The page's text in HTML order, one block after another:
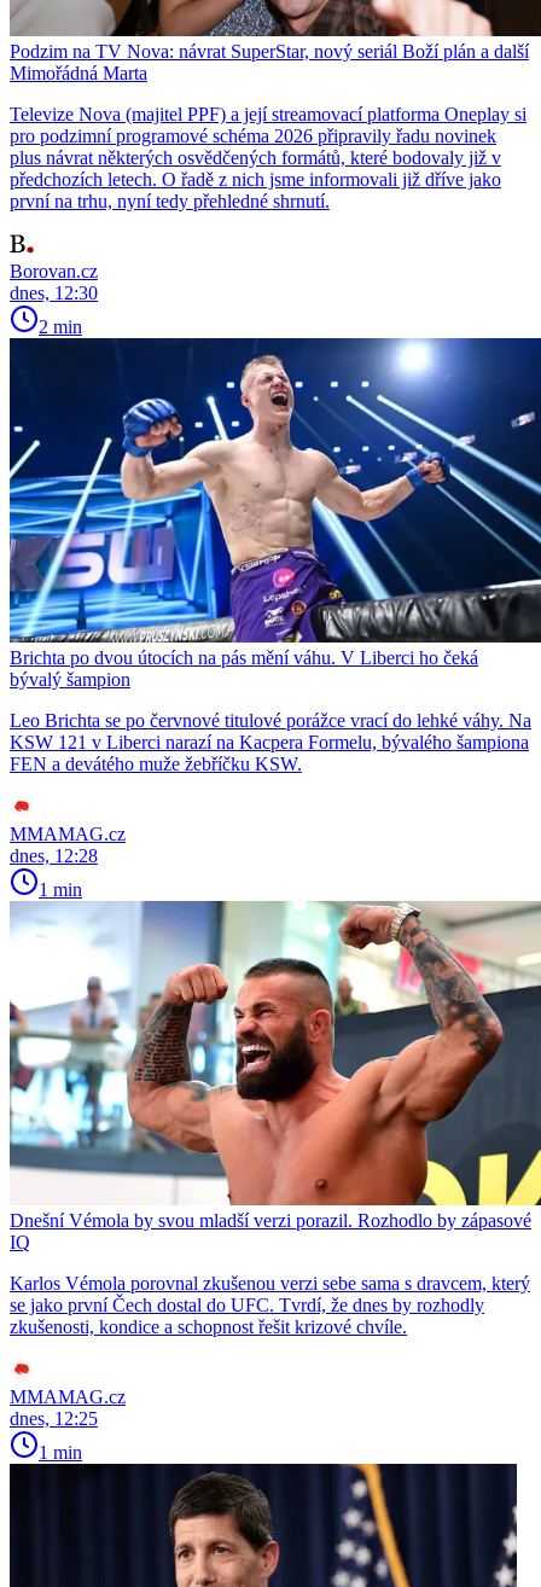
Podzim na TV Nova: návrat SuperStar, nový seriál Boží plán a další
Mimořádná Marta
Televize Nova (majitel PPF) a její streamovací platforma Oneplay si
pro podzimní programové schéma 2026 připravily řadu novinek
plus návrat některých osvědčených formátů, které bodovaly již v
předchozích letech. O řadě z nich jsme informovali již dříve jako
první na trhu, nyní tedy přehledné shrnutí.
Borovan.cz
dnes, 12:30
2 min
Brichta po dvou útocích na pás mění váhu. V Liberci ho čeká
bývalý šampion
Leo Brichta se po červnové titulové porážce vrací do lehké váhy. Na
KSW 121 v Liberci narazí na Kacpera Formelu, bývalého šampiona
FEN a devátého muže žebříčku KSW.
MMAMAG.cz
dnes, 12:28
1 min
Dnešní Vémola by svou mladší verzi porazil. Rozhodlo by zápasové
IQ
Karlos Vémola porovnal zkušenou verzi sebe sama s dravcem, který
se jako první Čech dostal do UFC. Tvrdí, že dnes by rozhodly
zkušenosti, kondice a schopnost řešit krizové chvíle.
MMAMAG.cz
dnes, 12:25
1 min